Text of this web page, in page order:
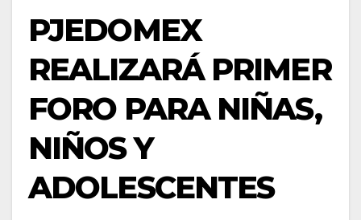
PJEDOMEX
REALIZARÁ PRIMER
FORO PARA NIÑAS,
NIÑOS Y
ADOLESCENTES